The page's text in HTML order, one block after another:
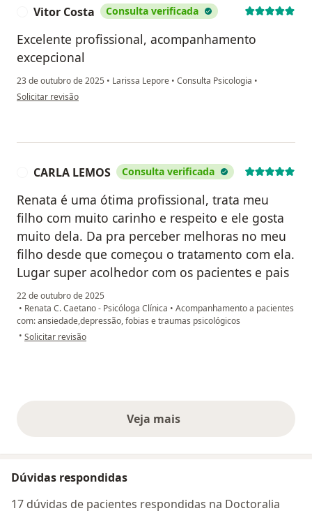
Vitor Costa Consulta verificada
Excelente profissional, acompanhamento
excepcional
23 de outubro de 2025 • Larissa Lepore • Consulta Psicologia •
na opinião do utilizador Vitor Costa
Solicitar revisão
CARLA LEMOS Consulta verificada
Renata é uma ótima profissional, trata meu
filho com muito carinho e respeito e ele gosta
muito dela. Da pra perceber melhoras no meu
filho desde que começou o tratamento com ela.
Lugar super acolhedor com os pacientes e pais
22 de outubro de 2025
• Renata C. Caetano - Psicóloga Clínica • Acompanhamento a pacientes
com: ansiedade,depressão, fobias e traumas psicológicos
• na opinião do utilizador CARLA LEMOS
Solicitar revisão
Veja maisopiniões acima
Dúvidas respondidas
17 dúvidas de pacientes respondidas na Doctoralia